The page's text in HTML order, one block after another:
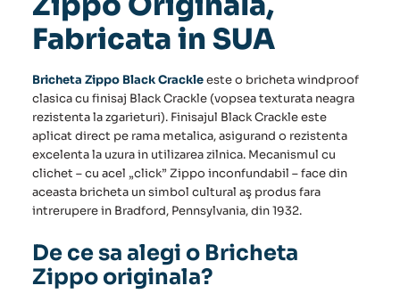
Fabricata in SUA
Bricheta Zippo Black Crackleeste o bricheta windproof
clasica cu finisaj Black Crackle (vopsea texturata neagra
rezistenta la zgarieturi). Finisajul Black Crackle este
aplicat direct pe rama metalica, asigurand o rezistenta
excelenta la uzura in utilizarea zilnica. Mecanismul cu
clichet – cu acel „click” Zippo inconfundabil – face din
aceasta bricheta un simbol cultural aş produs fara
intrerupere in Bradford, Pennsylvania, din 1932.
De ce sa alegi o Bricheta
Zippo originala?